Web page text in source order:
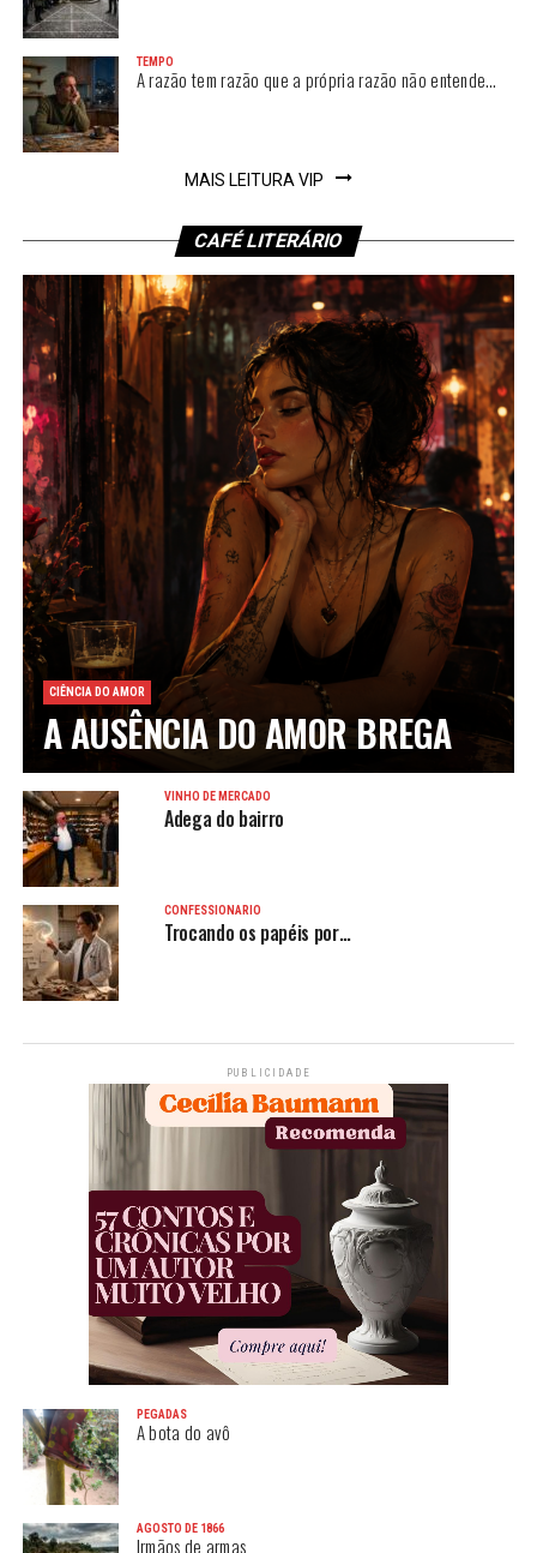
TEMPO
A razão tem razão que a própria razão não entende…
MAIS LEITURA VIP
CAFÉ LITERÁRIO
CIÊNCIA DO AMOR
A AUSÊNCIA DO AMOR BREGA
VINHO DE MERCADO
Adega do bairro
CONFESSIONÁRIO
Trocando os papéis por…
PUBLICIDADE
PEGADAS
A bota do avô
AGOSTO DE 1866
Irmãos de armas